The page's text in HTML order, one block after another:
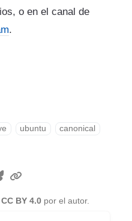
o en el canal de
.
ubuntu canonical
CC BY 4.0 por el autor.